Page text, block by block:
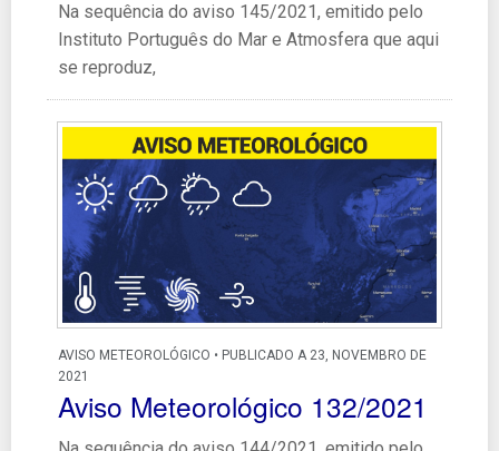
Na sequência do aviso 145/2021, emitido pelo
Instituto Português do Mar e Atmosfera que aqui
se reproduz,
AVISO METEOROLÓGICO • PUBLICADO A 23, NOVEMBRO DE
2021
Aviso Meteorológico 132/2021